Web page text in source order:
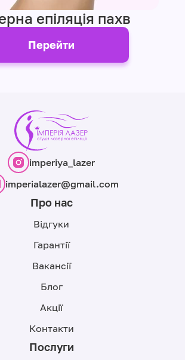
епіляція пахв
Перейти
imperiya_lazer
imperialazer@gmail.com
Про нас
Відгуки
Гарантії
Вакансії
Блог
Акції
Контакти
Послуги